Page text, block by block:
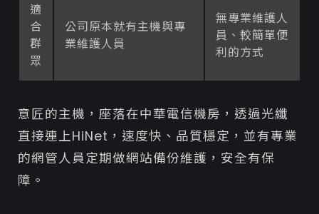
適
合
群
眾
公司原本就有主機與專
業維護人員
無專業維護人
員、較簡單便
利的方式
意匠的主機，座落在中華電信機房，透過光纖
直接連上HiNet，速度快、品質穩定，並有專業
的網管人員定期做網站備份維護，安全有保
障。